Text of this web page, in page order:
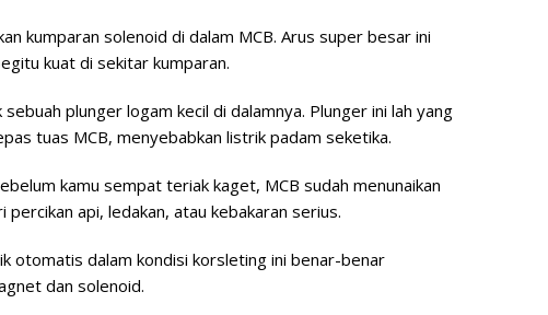
kumparan solenoid di dalam MCB. Arus super besar ini
kuat di sekitar kumparan.
plunger logam kecil di dalamnya. Plunger ini lah yang
tuas MCB, menyebabkan listrik padam seketika.
kamu sempat teriak kaget, MCB sudah menunaikan
api, ledakan, atau kebakaran serius.
otomatis dalam kondisi korsleting ini benar-benar
dan solenoid.